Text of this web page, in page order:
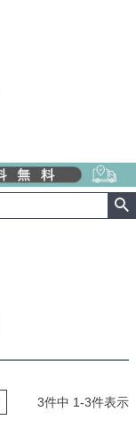
3件中 1-3件表示